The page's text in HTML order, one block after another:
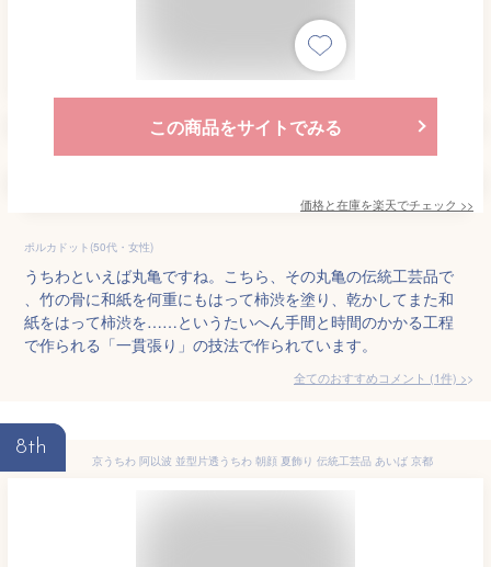
この商品をサイトでみる
価格と在庫を楽天でチェック >>
ポルカドット(50代・女性)
うちわといえば丸亀ですね。こちら、その丸亀の伝統工芸品で
、竹の骨に和紙を何重にもはって柿渋を塗り、乾かしてまた和
紙をはって柿渋を……というたいへん手間と時間のかかる工程
で作られる「一貫張り」の技法で作られています。
全てのおすすめコメント (1件) >
8th
京うちわ 阿以波 並型片透うちわ 朝顔 夏飾り 伝統工芸品 あいば 京都